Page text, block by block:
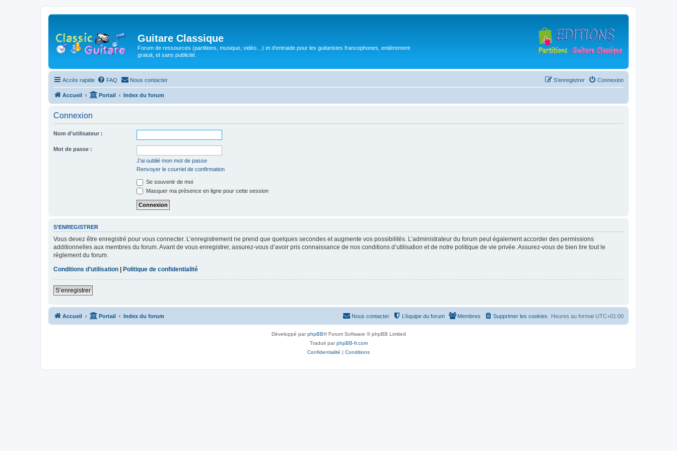
Guitare Classique
Forum de ressources (partitions, musique, vidéo…) et d'entraide pour les guitaristes francophones, entièrement
gratuit, et sans publicité.
Accès rapide FAQ Nous contacter Connexion
S’enregistrer
Accueil Portail Index du forum
Connexion
Nom d’utilisateur :
Mot de passe :
J’ai oublié mon mot de passe
Renvoyer le courriel de confirmation
Se souvenir de moi
Masquer ma présence en ligne pour cette session
S’ENREGISTRER
Vous devez être enregistré pour vous connecter. L’enregistrement ne prend que quelques secondes et augmente vos possibilités. L’administrateur du forum peut également accorder des permissions
additionnelles aux membres du forum. Avant de vous enregistrer, assurez-vous d’avoir pris connaissance de nos conditions d’utilisation et de notre politique de vie privée. Assurez-vous de bien lire tout le
règlement du forum.
Conditions d’utilisation | Politique de confidentialité
S’enregistrer
Accueil Portail Index du forum Heures au format UTC+01:00
Supprimer les cookies
Membres
L’équipe du forum
Nous contacter
Développé parphpBB® Forum Software © phpBB Limited
Traduit parphpBB-fr.com
Confidentialité | Conditions